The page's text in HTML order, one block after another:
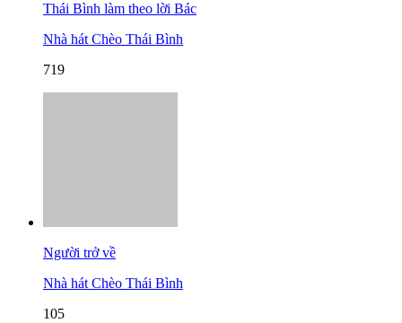
Thái Bình làm theo lời Bác
Nhà hát Chèo Thái Bình
719
Người trở về
Nhà hát Chèo Thái Bình
105